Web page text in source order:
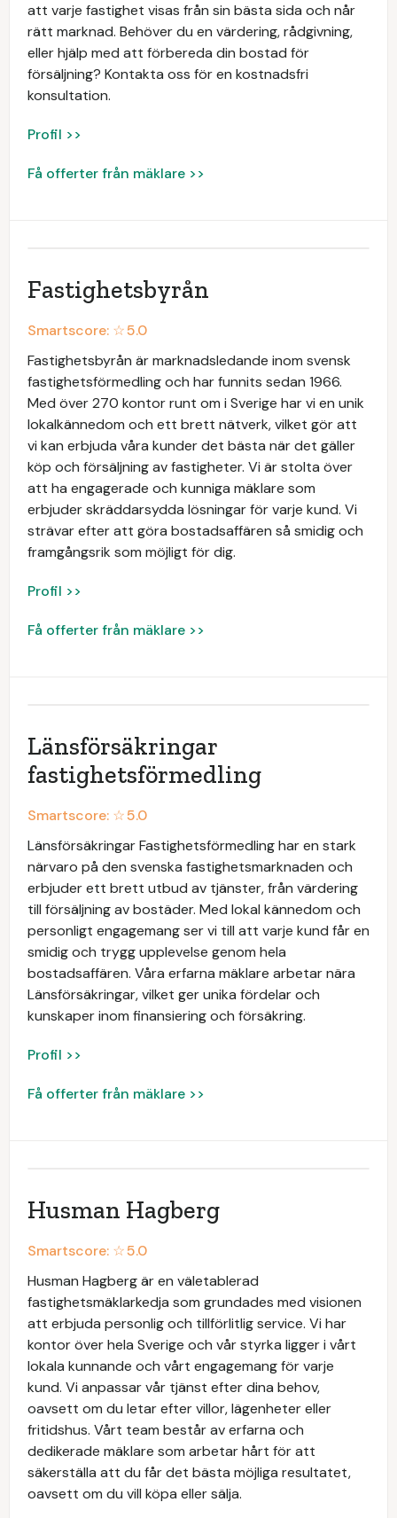
att varje fastighet visas från sin bästa sida och når
rätt marknad. Behöver du en värdering, rådgivning,
eller hjälp med att förbereda din bostad för
försäljning? Kontakta oss för en kostnadsfri
konsultation.
Profil >>
Få offerter från mäklare >>
Fastighetsbyrån
Smartscore: ☆5.0
Fastighetsbyrån är marknadsledande inom svensk
fastighetsförmedling och har funnits sedan 1966.
Med över 270 kontor runt om i Sverige har vi en unik
lokalkännedom och ett brett nätverk, vilket gör att
vi kan erbjuda våra kunder det bästa när det gäller
köp och försäljning av fastigheter. Vi är stolta över
att ha engagerade och kunniga mäklare som
erbjuder skräddarsydda lösningar för varje kund. Vi
strävar efter att göra bostadsaffären så smidig och
framgångsrik som möjligt för dig.
Profil >>
Få offerter från mäklare >>
Länsförsäkringar
fastighetsförmedling
Smartscore: ☆5.0
Länsförsäkringar Fastighetsförmedling har en stark
närvaro på den svenska fastighetsmarknaden och
erbjuder ett brett utbud av tjänster, från värdering
till försäljning av bostäder. Med lokal kännedom och
personligt engagemang ser vi till att varje kund får en
smidig och trygg upplevelse genom hela
bostadsaffären. Våra erfarna mäklare arbetar nära
Länsförsäkringar, vilket ger unika fördelar och
kunskaper inom finansiering och försäkring.
Profil >>
Få offerter från mäklare >>
Husman Hagberg
Smartscore: ☆5.0
Husman Hagberg är en väletablerad
fastighetsmäklarkedja som grundades med visionen
att erbjuda personlig och tillförlitlig service. Vi har
kontor över hela Sverige och vår styrka ligger i vårt
lokala kunnande och vårt engagemang för varje
kund. Vi anpassar vår tjänst efter dina behov,
oavsett om du letar efter villor, lägenheter eller
fritidshus. Vårt team består av erfarna och
dedikerade mäklare som arbetar hårt för att
säkerställa att du får det bästa möjliga resultatet,
oavsett om du vill köpa eller sälja.